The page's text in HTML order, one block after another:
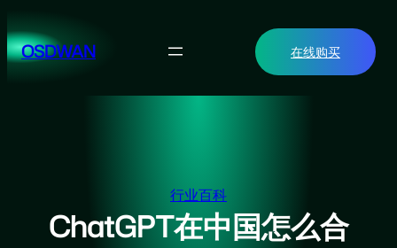
至
内OSDWAN 在线购买
行业百科
ChatGPT在中国怎么合